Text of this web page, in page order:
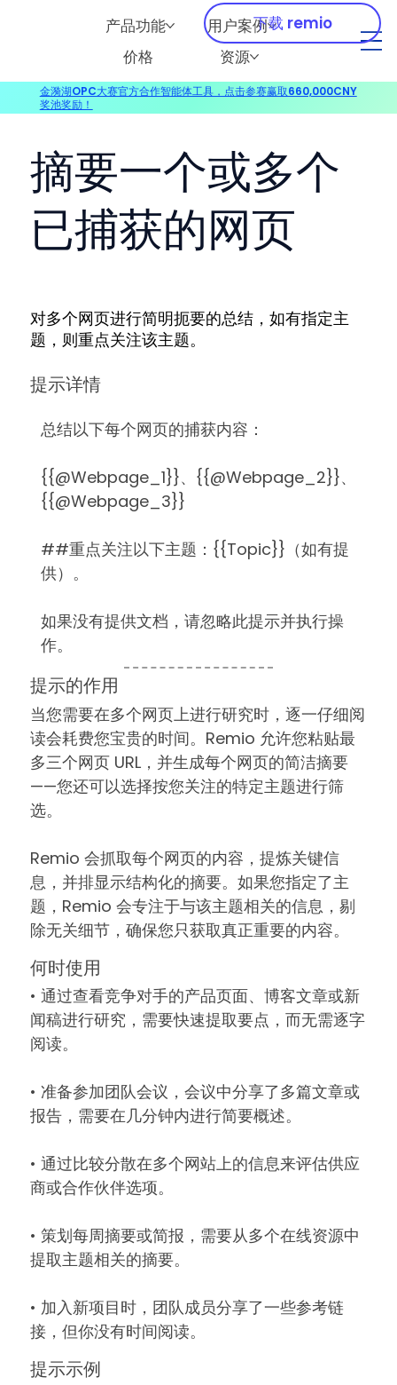
产品功能
用户案例
价格
资源
下载 remio
摘要一个或多个
已捕获的网页
对多个网页进行简明扼要的总结，如有指定主
题，则重点关注该主题。
提示详情
总结以下每个网页的捕获内容：
{{@Webpage_1}}、{{@Webpage_2}}、
{{@Webpage_3}}
##重点关注以下主题：{{Topic}}（如有提
供）。
如果没有提供文档，请忽略此提示并执行操
作。
提示的作用
当您需要在多个网页上进行研究时，逐一仔细阅
读会耗费您宝贵的时间。Remio 允许您粘贴最
多三个网页 URL，并生成每个网页的简洁摘要
——您还可以选择按您关注的特定主题进行筛
选。
Remio 会抓取每个网页的内容，提炼关键信
息，并排显示结构化的摘要。如果您指定了主
题，Remio 会专注于与该主题相关的信息，剔
除无关细节，确保您只获取真正重要的内容。
何时使用
• 通过查看竞争对手的产品页面、博客文章或新
闻稿进行研究，需要快速提取要点，而无需逐字
阅读。
• 准备参加团队会议，会议中分享了多篇文章或
报告，需要在几分钟内进行简要概述。
• 通过比较分散在多个网站上的信息来评估供应
商或合作伙伴选项。
• 策划每周摘要或简报，需要从多个在线资源中
提取主题相关的摘要。
• 加入新项目时，团队成员分享了一些参考链
接，但你没有时间阅读。
提示示例
金漪湖OPC大赛官方合作智能体工具，点击参赛赢取660,000CNY
奖池奖励！